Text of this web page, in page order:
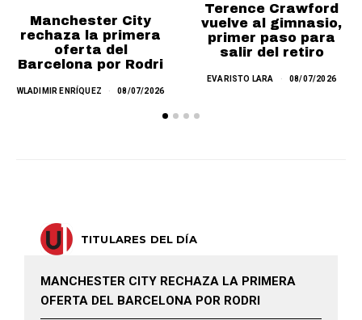
Manchester City
rechaza la primera
oferta del
Barcelona por Rodri
WLADIMIR ENRÍQUEZ 08/07/2026
Terence Crawford
vuelve al gimnasio,
primer paso para
salir del retiro
EVARISTO LARA 08/07/2026
TITULARES DEL DÍA
MANCHESTER CITY RECHAZA LA PRIMERA
OFERTA DEL BARCELONA POR RODRI